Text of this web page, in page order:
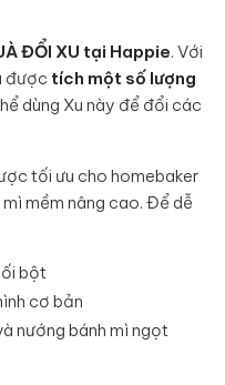
ĐỔI XU tại Happie. Với
được tích một số lượng
dùng Xu này để đổi các
tối ưu cho homebaker
mềm nâng cao. Để dễ
bột
cơ bản
nướng bánh mì ngọt